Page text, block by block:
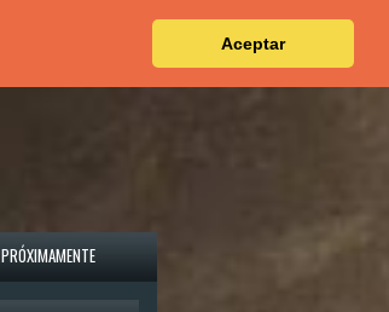
Aceptar
PRÓXIMAMENTE